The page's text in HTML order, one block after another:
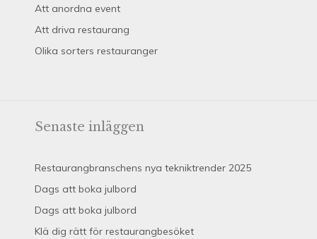
Att anordna event
Att driva restaurang
Olika sorters restauranger
Senaste inläggen
Restaurangbranschens nya tekniktrender 2025
Dags att boka julbord
Dags att boka julbord
Klä dig rätt för restaurangbesöket